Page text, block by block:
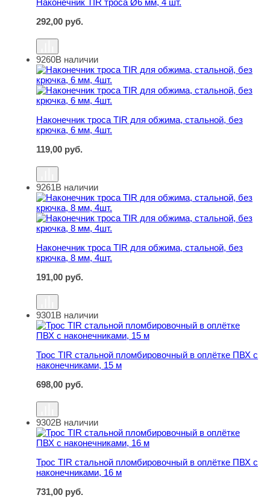
Наконечник TIR троса Ø6 мм, 4 шт.
292,00 руб.
Наконечник троса TIR для обжима, стальной, без
9260В наличии
Наконечник троса TIR для обжима, стальной, без
крючка, 6 мм, 4шт.
119,00 руб.
Наконечник троса TIR для обжима, стальной, без
9261В наличии
Наконечник троса TIR для обжима, стальной, без
крючка, 8 мм, 4шт.
191,00 руб.
Трос TIR стальной пломбировочный в оплётке ПВХ с
9301В наличии
Трос TIR стальной пломбировочный в оплётке ПВХ с
наконечниками, 15 м
698,00 руб.
Трос TIR стальной пломбировочный в оплётке ПВХ с
9302В наличии
Трос TIR стальной пломбировочный в оплётке ПВХ с
наконечниками, 16 м
731,00 руб.